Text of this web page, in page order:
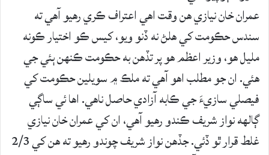
عمران خان نيازي هن وقت اهي اعتراف ڪري رهيو آهي ته
سندس حڪومت کي هلڻ نه ڏنو ويو، کيس ڪو اختيار ڪونه
مليل هو، وزير اعظم هو پر تڏهن به حڪومت ڪنهن ٻئي جي
هئي. ان جو مطلب اهو آهي ته ملڪ ۾ سويلين حڪومت کي
فيصلي سازيءَ جي ڪابه آزادي حاصل ناهي. اها ئي ساڳي
ڳالهه نواز شريف ڪندو رهيو آهي، ان کي عمران خان نيازي
غلط قرار ٿو ڏئي. جڏهن نواز شريف چوندو رهيو ته هن کي 2/3